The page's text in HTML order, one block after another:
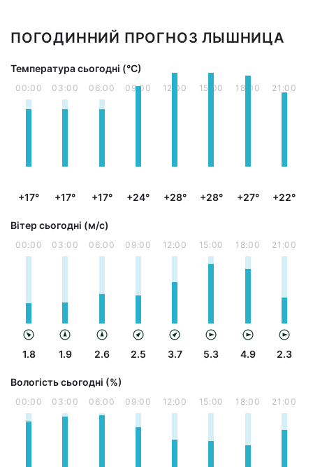
ПОГОДИННИЙ ПРОГНОЗ ЛЫШНИЦА
Температура сьогодні (°С)
00:00
+17°
03:00
+17°
06:00
+17°
09:00
+24°
12:00
+28°
15:00
+28°
18:00
+27°
21:00
+22°
Вітер сьогодні (м/с)
00:00
1.8
03:00
1.9
06:00
2.6
09:00
2.5
12:00
3.7
15:00
5.3
18:00
4.9
21:00
2.3
Вологість сьогодні (%)
00:00 03:00 06:00 09:00 12:00 15:00 18:00 21:00